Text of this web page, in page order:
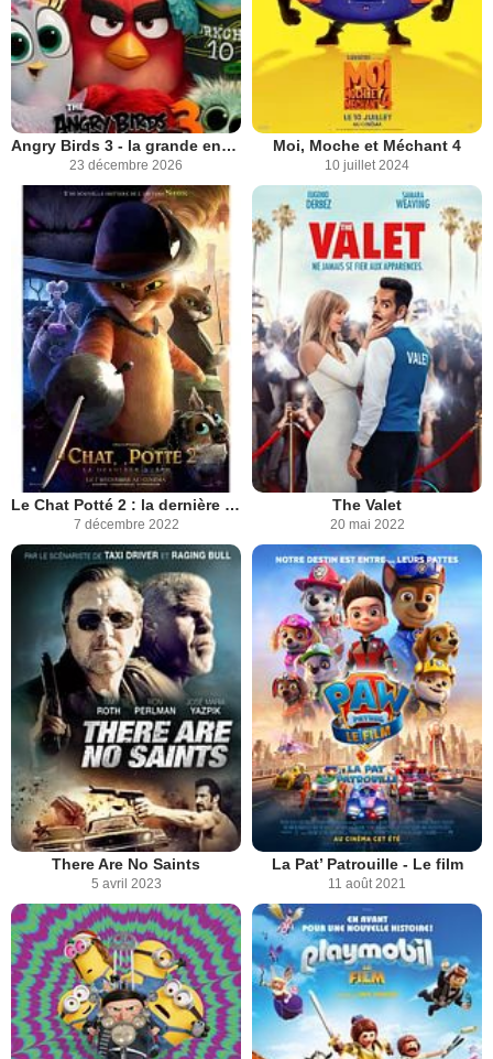
Angry Birds 3 - la grande envolée
23 décembre 2026
Moi, Moche et Méchant 4
10 juillet 2024
Le Chat Potté 2 : la dernière quête
7 décembre 2022
The Valet
20 mai 2022
There Are No Saints
5 avril 2023
La Pat’ Patrouille - Le film
11 août 2021